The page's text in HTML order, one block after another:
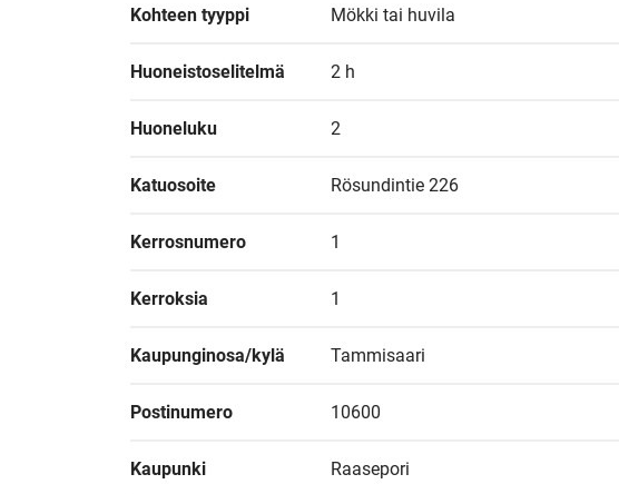
Kohteen tyyppi Mökki tai huvila
Huoneistoselitelmä 2 h
Huoneluku 2
Katuosoite Rösundintie 226
Kerrosnumero 1
Kerroksia 1
Kaupunginosa/kylä Tammisaari
Postinumero 10600
Kaupunki Raasepori